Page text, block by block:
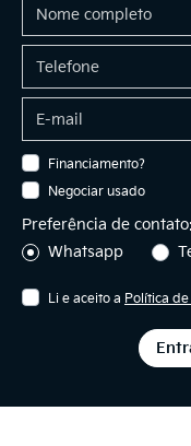
Financiamento?
Negociar usado
Preferência de contato:
Whatsapp
Li e aceito a Política